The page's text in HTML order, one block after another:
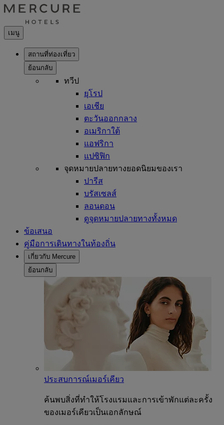
เมนู
สถานที่ท่องเที่ยว
ย้อนกลับ
ทวีป
ยุโรป
เอเชีย
ตะวันออกกลาง
อเมริกาใต้
แอฟริกา
แปซิฟิก
จุดหมายปลายทางยอดนิยมของเรา
ปารีส
บรัสเซลส์
ลอนดอน
ดูจุดหมายปลายทางทั้งหมด
ข้อเสนอ
คู่มือการเดินทางในท้องถิ่น
เกี่ยวกับ Mercure
ย้อนกลับ
ประสบการณ์เมอร์เคียว
ค้นพบสิ่งที่ทำให้โรงแรมและการเข้าพักแต่ละครั้ง
ของเมอร์เคียวเป็นเอกลักษณ์